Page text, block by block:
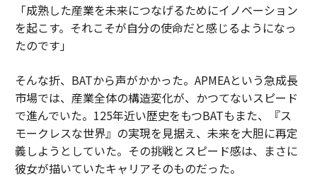
「成熟した産業を未来につなげるためにイノベーション
を起こす。それこそが自分の使命だと感じるようになっ
たのです」
そんな折、BATから声がかかった。APMEAという急成長
市場では、産業全体の構造変化が、かつてないスピード
で進んでいた。125年近い歴史をもつBATもまた、『ス
モークレスな世界』の実現を見据え、未来を大胆に再定
義しようとしていた。その挑戦とスピード感は、まさに
彼女が描いていたキャリアそのものだった。